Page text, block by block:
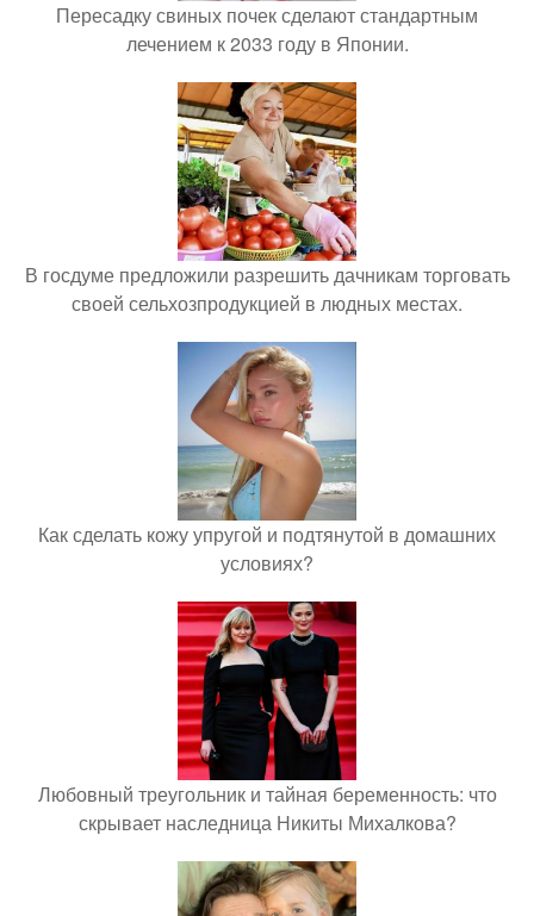
Пересадку свиных почек сделают стандартным
лечением к 2033 году в Японии.
В госдуме предложили разрешить дачникам торговать
своей сельхозпродукцией в людных местах.
Как сделать кожу упругой и подтянутой в домашних
условиях?
Любовный треугольник и тайная беременность: что
скрывает наследница Никиты Михалкова?